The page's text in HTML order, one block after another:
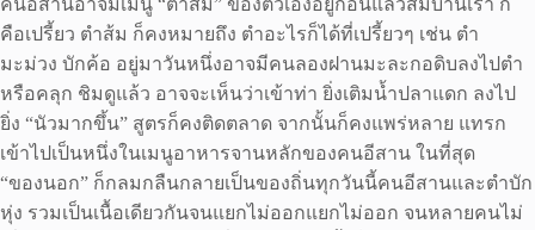
คือเปรี้ยว ตำส้ม ก็คงหมายถึง ตำอะไรก็ได้ที่เปรี้ยวๆ เช่น ตำ
มะม่วง บักค้อ อยู่มาวันหนึ่งอาจมีคนลองฝานมะละกอดิบลงไปตำ
หรือคลุก ชิมดูแล้ว อาจจะเห็นว่าเข้าท่า ยิ่งเติมน้ำปลาแดก ลงไป
ยิ่ง “นัวมากขึ้น” สูตรก็คงติดตลาด จากนั้นก็คงแพร่หลาย แทรก
เข้าไปเป็นหนึ่งในเมนูอาหารจานหลักของคนอีสาน ในที่สุด
“ของนอก” ก็กลมกลืนกลายเป็นของถิ่นทุกวันนี้คนอีสานและตำบัก
หุ่ง รวมเป็นเนื้อเดียวกันจนแยกไม่ออกแยกไม่ออก จนหลายคนไม่